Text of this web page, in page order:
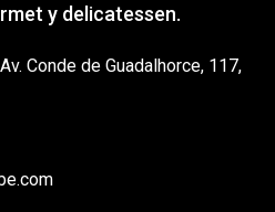
y delicatessen.
Conde de Guadalhorce, 117,